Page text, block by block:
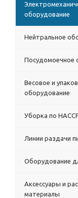
оборудование
Нейтральное
Посудомоечное
Весовое и
оборудование
Уборка по
Линии раздачи
Оборудование
Аксессуары и
материалы